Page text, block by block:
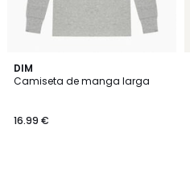
DIM
Camiseta de manga larga
16.99 €